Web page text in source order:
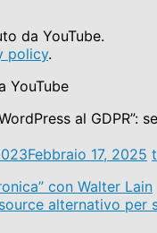
da YouTube.
policy.
YouTube
al GDPR”:
Febbraio 17, 2025
con Walter Lain
alternativo